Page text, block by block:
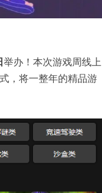
举办！本次游戏周线上
，将一整年的精品游